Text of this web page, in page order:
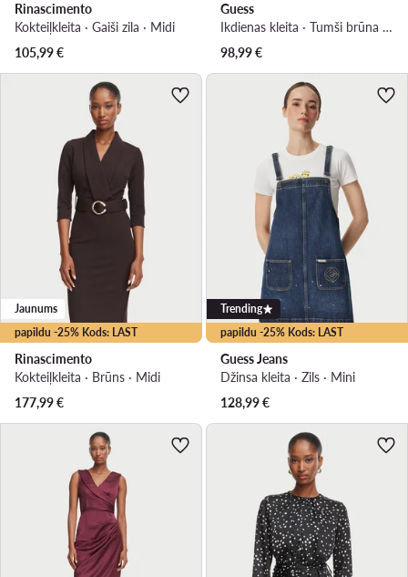
Rinascimento
Kokteiļkleita · Gaiši zila · Midi
105,99€
Guess
Ikdienas kleita · Tumši brūna · Maxi
98,99€
papildu -25% Kods: LAST
Jaunums
Rinascimento
Kokteiļkleita · Brūns · Midi
177,99€
papildu -25% Kods: LAST
Trending
Guess Jeans
Džinsa kleita · Zils · Mini
128,99€